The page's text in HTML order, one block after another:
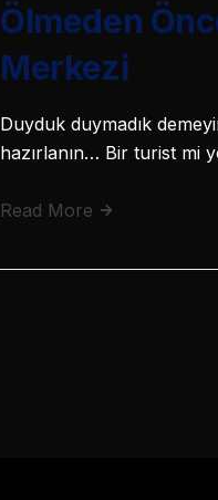
Ölmeden
Merkezi
Duyduk duymadık
hazırlanın… Bir turist mi
Read More